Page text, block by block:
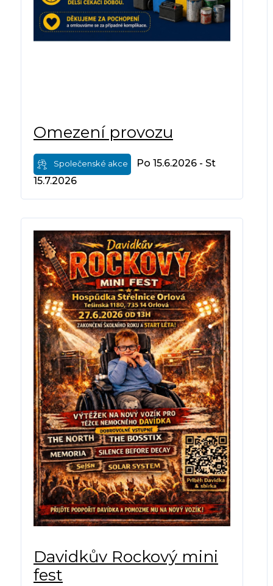
Omezení provozu
Společenské akce
Po 15.6.2026 - St
15.7.2026
Davidkův Rockový mini
fest